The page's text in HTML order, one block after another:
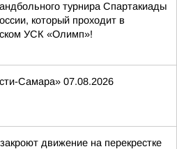
турнира Спартакиады
который проходит в
УСК «Олимп»!
Самара» 07.08.2026
движение на перекрестке